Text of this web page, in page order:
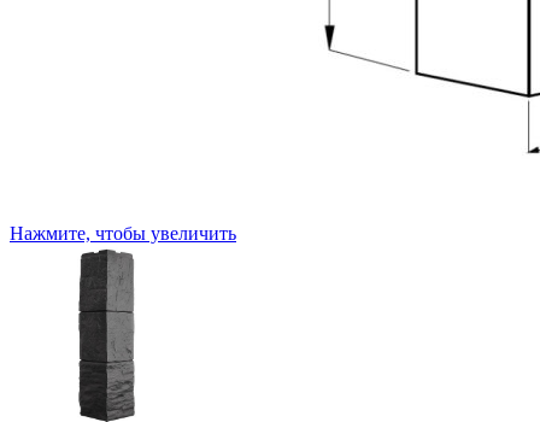
Нажмите, чтобы увеличить